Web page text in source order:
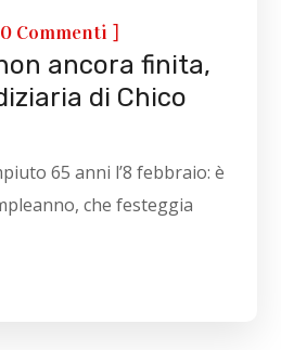
0 Commenti ]
ancora finita,
di Chico
65 anni l’8 febbraio: è
che festeggia